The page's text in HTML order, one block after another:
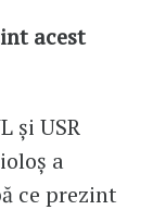
acest
și USR
a
ce prezint